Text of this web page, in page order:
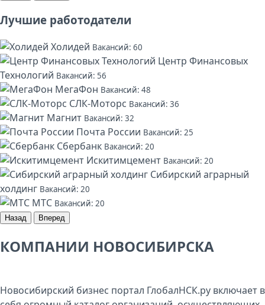
Лучшие работодатели
Холидей Вакансий: 60
Центр Финансовых
Технологий Вакансий: 56
МегаФон Вакансий: 48
СЛК-Моторс Вакансий: 36
Магнит Вакансий: 32
Почта России Вакансий: 25
Сбербанк Вакансий: 20
Искитимцемент Вакансий: 20
Сибирский аграрный
холдинг Вакансий: 20
МТС Вакансий: 20
Назад Вперед
КОМПАНИИ НОВОСИБИРСКА
Новосибирский бизнес портал ГлобалНСК.ру включает в